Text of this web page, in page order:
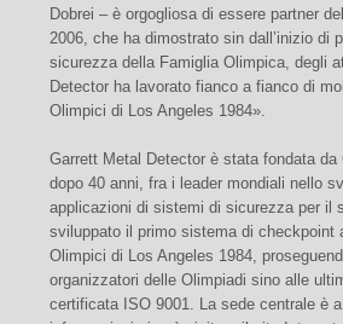
Dobrei – è orgogliosa di essere partner
2006, che ha dimostrato sin dall’inizio di
sicurezza della Famiglia Olimpica, degli
Detector ha lavorato fianco a fianco di
Olimpici di Los Angeles 1984».
Garrett Metal Detector è stata fondata
dopo 40 anni, fra i leader mondiali nello
applicazioni di sistemi di sicurezza per il
sviluppato il primo sistema di checkpoint
Olimpici di Los Angeles 1984,
organizzatori delle Olimpiadi sino alle
certificata ISO 9001. La sede centrale è